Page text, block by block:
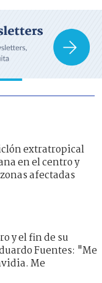
extratropical
en el centro y
afectadas
y el fin de su
Fuentes: "Me
Me